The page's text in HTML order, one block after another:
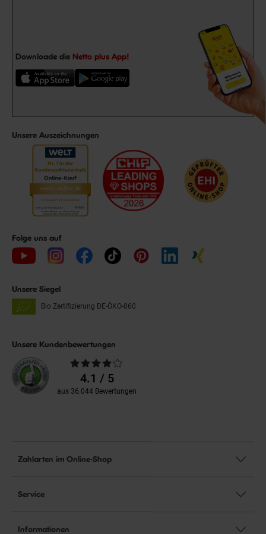
Downloade die Netto plus App!
Unsere Auszeichnungen
Folge uns auf
Unsere Siegel
Bio Zertifizierung DE-ÖKO-060
Unsere Kundenbewertungen
Durchschnittliche
Bewertungen4.1 / 5
aus 36.044 Bewertungen
Zahlarten im Online-Shop
Service
Informationen